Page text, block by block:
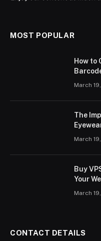
MOST POPULAR
How to
March
The
March
Buy
Your
March
CONTACT DETAILS